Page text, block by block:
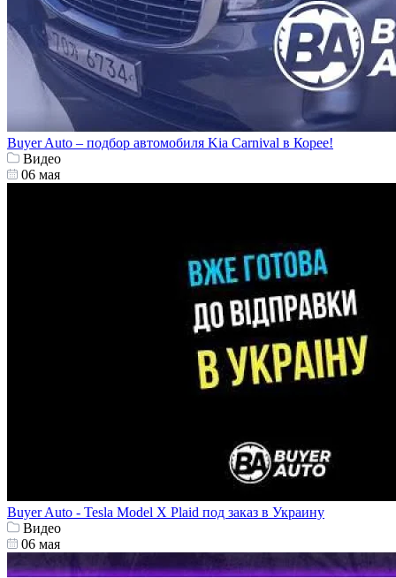
Buyer Auto – подбор автомобиля Kia Carnival в Корее!
Видео
06 мая
Buyer Auto - Tesla Model X Plaid под заказ в Украину
Видео
06 мая